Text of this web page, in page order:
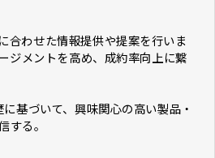
合わせた情報提供や提案を行いま
ジメントを高め、成約率向上に繋
基づいて、興味関心の高い製品・
する。